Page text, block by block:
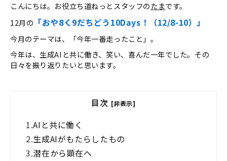
こんにちは。お役立ち道ねっとスタッフのたまです。
12月の 「おや8く9だちどう10Days！（12/8-10）」
今月のテーマは、「今年一番走ったこと」。
今年は、生成AIと共に働き、笑い、喜んだ一年でした。その
日々を振り返りたいと思います。
目次 [非表示]
1.AIと共に働く
2.生成AIがもたらしたもの
3.潜在から顕在へ